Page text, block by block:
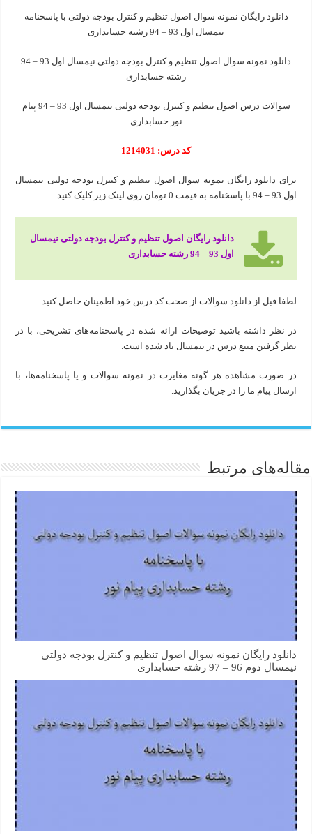
دانلود رایگان نمونه سوال اصول تنظیم و کنترل بودجه دولتی با پاسخنامه
نیمسال اول 93 – 94 رشته حسابداری
دانلود نمونه سوال اصول تنظیم و کنترل بودجه دولتی نیمسال اول 93 – 94
رشته حسابداری
سوالات درس اصول تنظیم و کنترل بودجه دولتی نیمسال اول 93 – 94 پیام
نور حسابداری
کد درس: 1214031
برای دانلود رایگان نمونه سوال اصول تنظیم و کنترل بودجه دولتی نیمسال
اول 93 – 94 با پاسخنامه به قیمت 0 تومان روی لینک زیر کلیک کنید
دانلود رایگان اصول تنظیم و کنترل بودجه دولتی نیمسال
اول 93 – 94 رشته حسابداری
لطفا قبل از دانلود سوالات از صحت کد درس خود اطمینان حاصل کنید
در نظر داشته باشید توضیحات ارائه شده در پاسخنامه‌های تشریحی، با در
نظر گرفتن منبع درس در نیمسال یاد شده است.
در صورت مشاهده هر گونه مغایرت در نمونه سوالات و یا پاسخنامه‌ها، با
ارسال پیام ما را در جریان بگذارید.
مقاله‌های مرتبط
دانلود رایگان نمونه سوال اصول تنظیم و کنترل بودجه دولتی
نیمسال دوم 96 – 97 رشته حسابداری